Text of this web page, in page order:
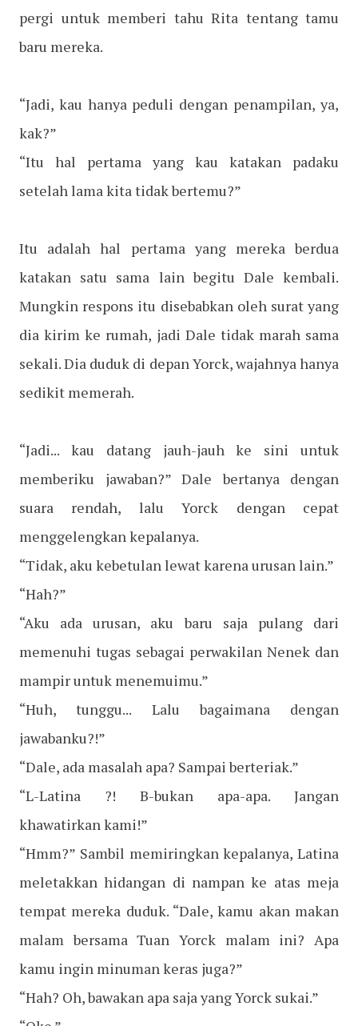
pergi untuk memberi tahu Rita tentang tamu
baru mereka.
“Jadi, kau hanya peduli dengan penampilan, ya,
kak?”
“Itu hal pertama yang kau katakan padaku
setelah lama kita tidak bertemu?”
Itu adalah hal pertama yang mereka berdua
katakan satu sama lain begitu Dale kembali.
Mungkin respons itu disebabkan oleh surat yang
dia kirim ke rumah, jadi Dale tidak marah sama
sekali. Dia duduk di depan Yorck, wajahnya hanya
sedikit memerah.
“Jadi... kau datang jauh-jauh ke sini untuk
memberiku jawaban?” Dale bertanya dengan
suara rendah, lalu Yorck dengan cepat
menggelengkan kepalanya.
“Tidak, aku kebetulan lewat karena urusan lain.”
“Hah?”
“Aku ada urusan, aku baru saja pulang dari
memenuhi tugas sebagai perwakilan Nenek dan
mampir untuk menemuimu.”
“Huh, tunggu... Lalu bagaimana dengan
jawabanku?!”
“Dale, ada masalah apa? Sampai berteriak.”
“L-Latina ?! B-bukan apa-apa. Jangan
khawatirkan kami!”
“Hmm?” Sambil memiringkan kepalanya, Latina
meletakkan hidangan di nampan ke atas meja
tempat mereka duduk. “Dale, kamu akan makan
malam bersama Tuan Yorck malam ini? Apa
kamu ingin minuman keras juga?”
“Hah? Oh, bawakan apa saja yang Yorck sukai.”